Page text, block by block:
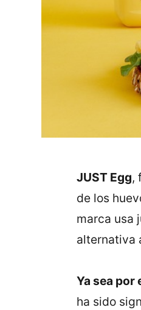
JUST Egg,
de los
marca usa
alternativa
Ya sea por
ha sido